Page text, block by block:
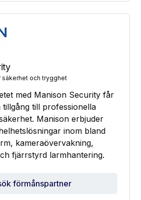
och trygghet
med Manison Security får
tillgång till professionella
Manison erbjuder
inom bland
kameraövervakning,
fjärrstyrd larmhantering.
förmånspartner